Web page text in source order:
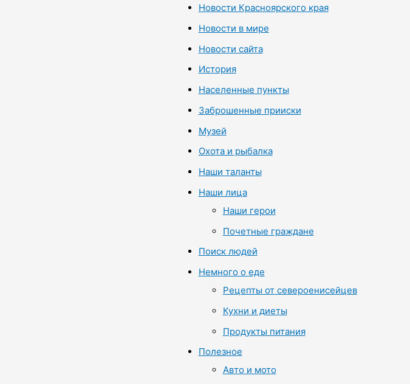
Новости Красноярского края
Новости в мире
Новости сайта
История
Населенные пункты
Заброшенные прииски
Музей
Охота и рыбалка
Наши таланты
Наши лица
Наши герои
Почетные граждане
Поиск людей
Немного о еде
Рецепты от североенисейцев
Кухни и диеты
Продукты питания
Полезное
Авто и мото